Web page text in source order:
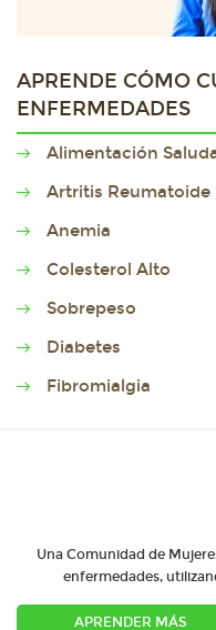
APRENDE CÓMO
ENFERMEDADES
Alimentación
Artritis Reumatoide
Anemia
Colesterol Alto
Sobrepeso
Diabetes
Fibromialgia
Una Comunidad de
enfermedades,
APRENDER MÁS